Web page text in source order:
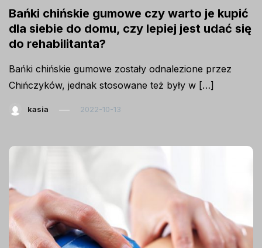
Bańki chińskie gumowe czy warto je kupić
dla siebie do domu, czy lepiej jest udać się
do rehabilitanta?
Bańki chińskie gumowe zostały odnalezione przez
Chińczyków, jednak stosowane też były w […]
kasia 2022-10-13